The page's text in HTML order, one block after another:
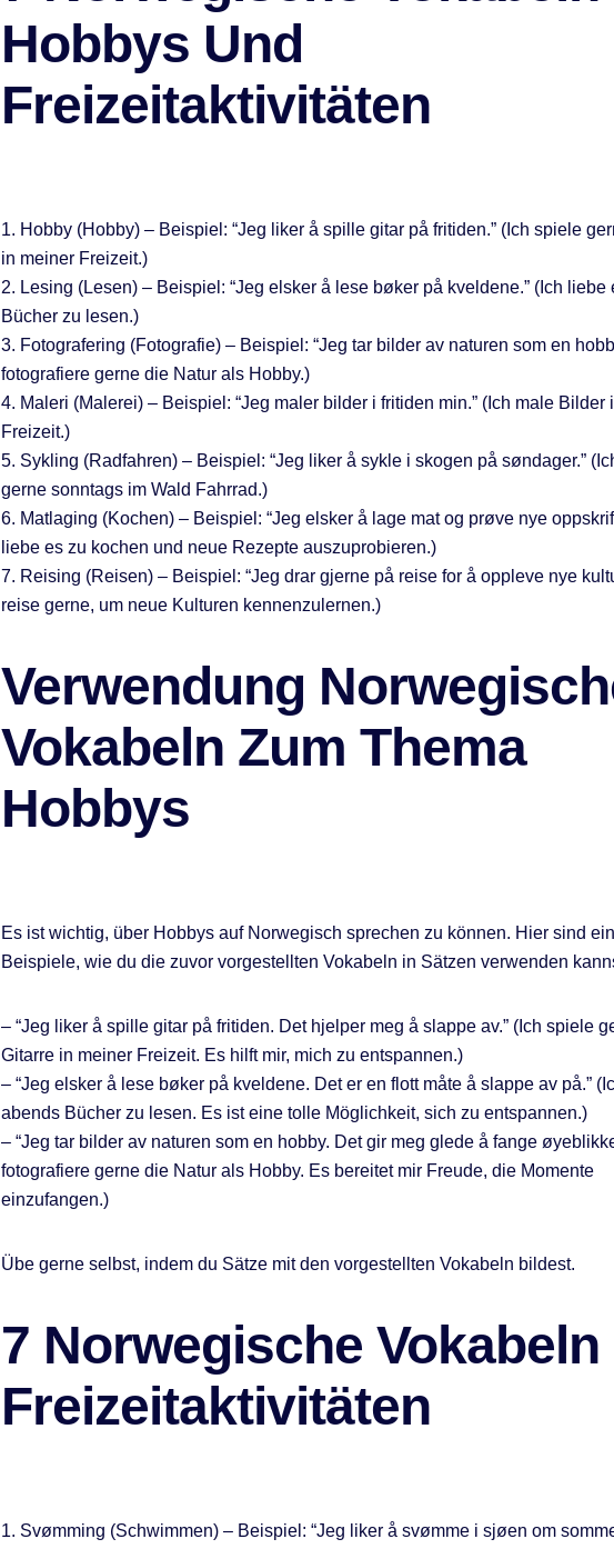
Hobbys Und
Freizeitaktivitäten
1. Hobby (Hobby) – Beispiel: “Jeg liker å spille gitar på fritiden.” (Ich spiele
in meiner Freizeit.)
2. Lesing (Lesen) – Beispiel: “Jeg elsker å lese bøker på kveldene.” (Ich liebe
Bücher zu lesen.)
3. Fotografering (Fotografie) – Beispiel: “Jeg tar bilder av naturen som en
fotografiere gerne die Natur als Hobby.)
4. Maleri (Malerei) – Beispiel: “Jeg maler bilder i fritiden min.” (Ich male Bilder
Freizeit.)
5. Sykling (Radfahren) – Beispiel: “Jeg liker å sykle i skogen på søndager.”
gerne sonntags im Wald Fahrrad.)
6. Matlaging (Kochen) – Beispiel: “Jeg elsker å lage mat og prøve nye
liebe es zu kochen und neue Rezepte auszuprobieren.)
7. Reising (Reisen) – Beispiel: “Jeg drar gjerne på reise for å oppleve nye
reise gerne, um neue Kulturen kennenzulernen.)
Verwendung
Vokabeln Zum Thema
Hobbys
Es ist wichtig, über Hobbys auf Norwegisch sprechen zu können. Hier sind
Beispiele, wie du die zuvor vorgestellten Vokabeln in Sätzen verwenden
– “Jeg liker å spille gitar på fritiden. Det hjelper meg å slappe av.” (Ich spiele
Gitarre in meiner Freizeit. Es hilft mir, mich zu entspannen.)
– “Jeg elsker å lese bøker på kveldene. Det er en flott måte å slappe av på.”
abends Bücher zu lesen. Es ist eine tolle Möglichkeit, sich zu entspannen.)
– “Jeg tar bilder av naturen som en hobby. Det gir meg glede å fange
fotografiere gerne die Natur als Hobby. Es bereitet mir Freude, die Momente
einzufangen.)
Übe gerne selbst, indem du Sätze mit den vorgestellten Vokabeln bildest.
7 Norwegische Vokabeln
Freizeitaktivitäten
1. Svømming (Schwimmen) – Beispiel: “Jeg liker å svømme i sjøen om